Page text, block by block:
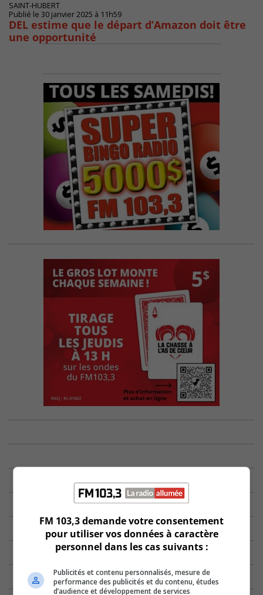
SAINT-HUBERT
Publié le 30 janvier 2025 à 11h59
DEL estime que le départ d’Amazon doit être
une opportunité
FM 103,3 demande votre consentement
pour utiliser vos données à caractère
personnel dans les cas suivants :
Publicités et contenu personnalisés, mesure de
performance des publicités et du contenu, études
d’audience et développement de services